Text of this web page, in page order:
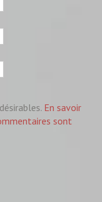
En savoir
sont